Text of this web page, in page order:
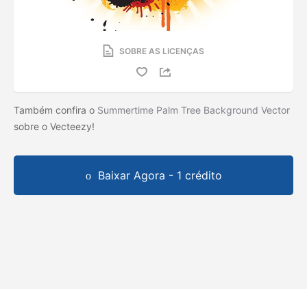
SOBRE AS LICENÇAS
Também confira o Summertime Palm Tree Background Vector
sobre o Vecteezy!
Baixar Agora - 1 crédito